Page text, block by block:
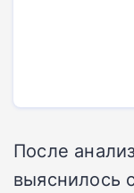
После
выяснилось